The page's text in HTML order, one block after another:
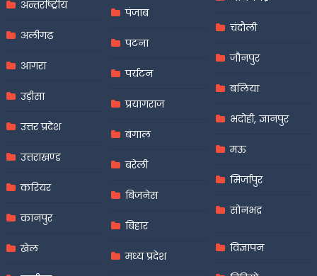
अन्तर्राष्ट्रीय
अलीगढ़
आगरा
उड़ीसा
उत्तर प्रदेश
उत्तराखण्ड
करियर
कानपुर
खेल
पंजाब
पटना
पर्यटन
प्रयागराज
बंगाल
बरेली
बिजनेस
बिहार
मध्य प्रदेश
चंदौली
जौनपुर
बलिया
भदोही, ज्ञानपुर
मऊ
मिर्जापुर
सोनभद्र
विज्ञापन